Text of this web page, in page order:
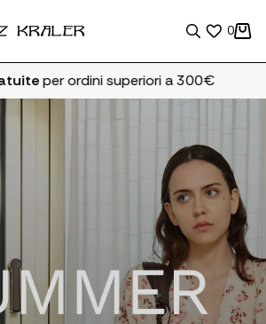
0
per ordini superiori a 300€